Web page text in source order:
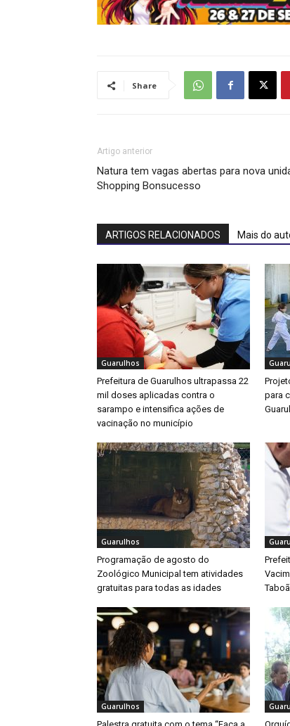
Share
Artigo anterior
Natura tem vagas abertas para nova
Shopping Bonsucesso
ARTIGOS RELACIONADOS Mais do
Guarulhos
Prefeitura de Guarulhos ultrapassa 22
mil doses aplicadas contra o
sarampo e intensifica ações de
vacinação no município
para
Guarulhos
Programação de agosto do
Zoológico Municipal tem atividades
gratuitas para todas as idades
Guarulhos